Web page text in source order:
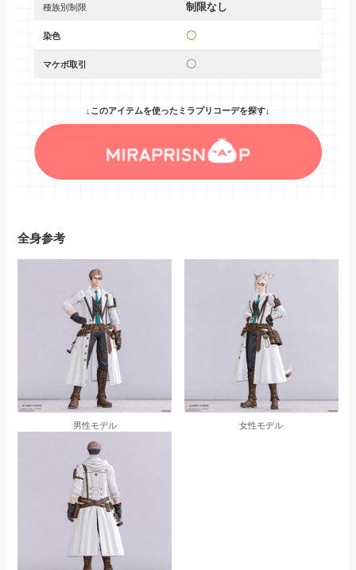
種族別制限 制限なし
染色 〇
マケボ取引 〇
↓このアイテムを使ったミラプリコーデを探す↓
全身参考
男性モデル 女性モデル